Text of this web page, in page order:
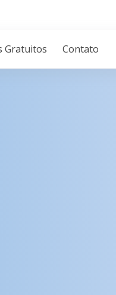
Gratuitos Contato